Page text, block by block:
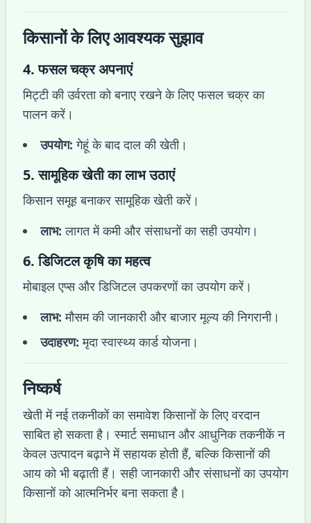
किसानों के लिए आवश्यक सुझाव
4.फसल चक्र अपनाएं
मिट्टी की उर्वरता को बनाए रखने के लिए फसल चक्र का
पालन करें।
उपयोग: गेहूं के बाद दाल की खेती।
5.सामूहिक खेती का लाभ उठाएं
किसान समूह बनाकर सामूहिक खेती करें।
लाभ: लागत में कमी और संसाधनों का सही उपयोग।
6.डिजिटल कृषि का महत्व
मोबाइल एप्स और डिजिटल उपकरणों का उपयोग करें।
लाभ: मौसम की जानकारी और बाजार मूल्य की निगरानी।
उदाहरण: मृदा स्वास्थ्य कार्ड योजना।
निष्कर्ष
खेती में नई तकनीकों का समावेश किसानों के लिए वरदान
साबित हो सकता है। स्मार्ट समाधान और आधुनिक तकनीकें न
केवल उत्पादन बढ़ाने में सहायक होती हैं, बल्कि किसानों की
आय को भी बढ़ाती हैं। सही जानकारी और संसाधनों का उपयोग
किसानों को आत्मनिर्भर बना सकता है।